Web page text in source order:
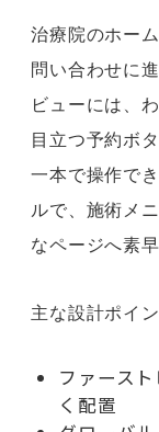
治療院のホー
問い合わせに
ビューには、
目立つ予約ボ
一本で操作で
ルで、施術メ
なページへ素
主な設計ポイ
ファース
く配置